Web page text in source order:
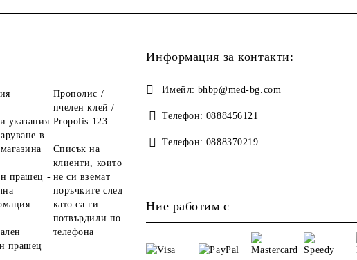
указания
в
прашец -
прашец
Прополис /
пчелен клей /
Propolis 123
Списък на
клиенти, които
не си вземат
поръчките след
като са ги
потвърдили по
телефона
Информация за контакти:
Имейл: bhbp@med-bg.com
Телефон: 0888456121
Телефон: 0888370219
Ние работим с